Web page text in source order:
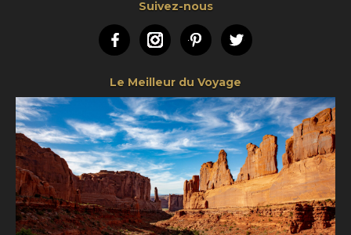
Suivez-nous
FacebookInstagramPinterestTwitter
Le Meilleur du Voyage